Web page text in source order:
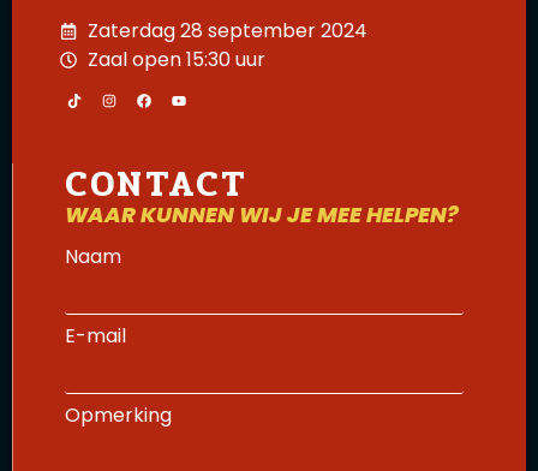
Zaterdag 28 september 2024
Zaal open 15:30 uur
CONTACT
WAAR KUNNEN WIJ JE MEE HELPEN?
Naam
E-mail
Opmerking